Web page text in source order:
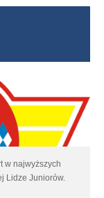
w najwyższych
Lidze Juniorów.